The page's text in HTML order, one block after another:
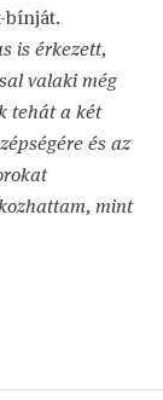
bínját.
is érkezett,
valaki még
tehát a két
és az
mint